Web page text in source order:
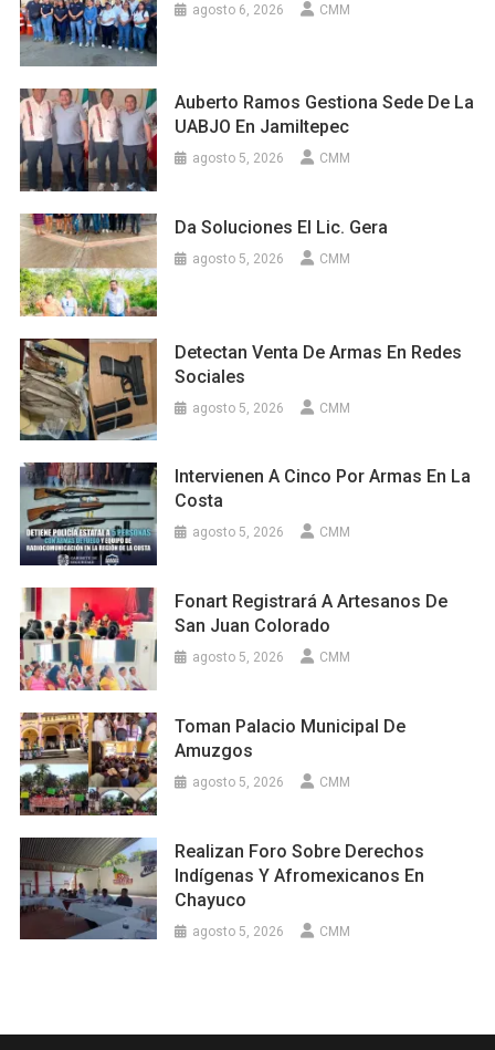
agosto 6, 2026 CMM
Auberto Ramos Gestiona Sede De La
UABJO En Jamiltepec
agosto 5, 2026 CMM
Da Soluciones El Lic. Gera
agosto 5, 2026 CMM
Detectan Venta De Armas En Redes
Sociales
agosto 5, 2026 CMM
Intervienen A Cinco Por Armas En La
Costa
agosto 5, 2026 CMM
Fonart Registrará A Artesanos De
San Juan Colorado
agosto 5, 2026 CMM
Toman Palacio Municipal De
Amuzgos
agosto 5, 2026 CMM
Realizan Foro Sobre Derechos
Indígenas Y Afromexicanos En
Chayuco
agosto 5, 2026 CMM